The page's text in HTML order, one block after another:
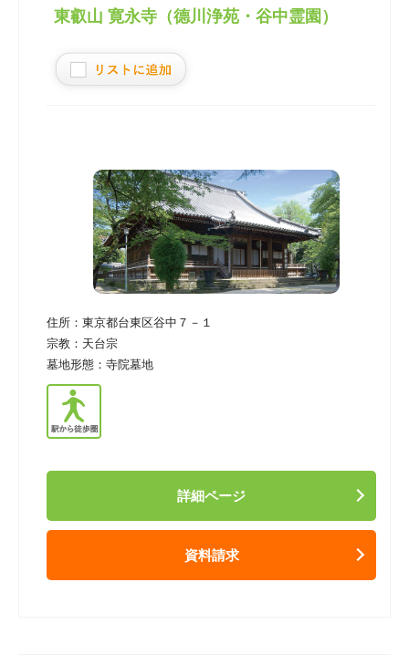
東叡山 寛永寺（德川浄苑・谷中霊園）
住所： 東京都台東区谷中７－１
宗教： 天台宗
墓地形態： 寺院墓地
詳細ページ
資料請求